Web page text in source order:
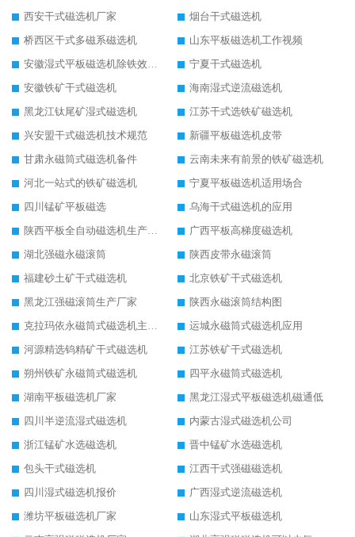
西安干式磁选机厂家
烟台干式磁选机
桥西区干式多磁系磁选机
山东平板磁选机工作视频
安徽湿式平板磁选机除铁效果怎么样
宁夏干式磁选机
安徽铁矿干式磁选机
海南湿式逆流磁选机
黑龙江钛尾矿湿式磁选机
江苏干式选铁矿磁选机
兴安盟干式磁选机技术规范
新疆平板磁选机皮带
甘肃永磁筒式磁选机备件
云南未来有前景的铁矿磁选机
河北一站式的铁矿磁选机
宁夏平板磁选机适用场合
四川锰矿平板磁选
乌海干式磁选机的应用
陕西平板全自动磁选机生产厂家
广西平板高梯度磁选机
湖北强磁永磁滚筒
陕西皮带永磁滚筒
福建砂土矿干式磁选机
北京铁矿干式磁选机
黑龙江强磁滚筒生产厂家
陕西永磁滚筒结构图
克拉玛依永磁筒式磁选机主要技术参数
运城永磁筒式磁选机应用
河源精选钨精矿干式磁选机
江苏铁矿干式磁选机
朔州铁矿永磁筒式磁选机
四平永磁筒式磁选机
湖南平板磁选机厂家
黑龙江湿式平板磁选机磁通低
四川半逆流湿式磁选机
内蒙古湿式磁选机公司
浙江锰矿水选磁选机
晋中锰矿水选磁选机
包头干式磁选机
江西干式强磁磁选机
四川湿式磁选机报价
广西湿式逆流磁选机
潍坊平板磁选机厂家
山东湿式平板磁选机